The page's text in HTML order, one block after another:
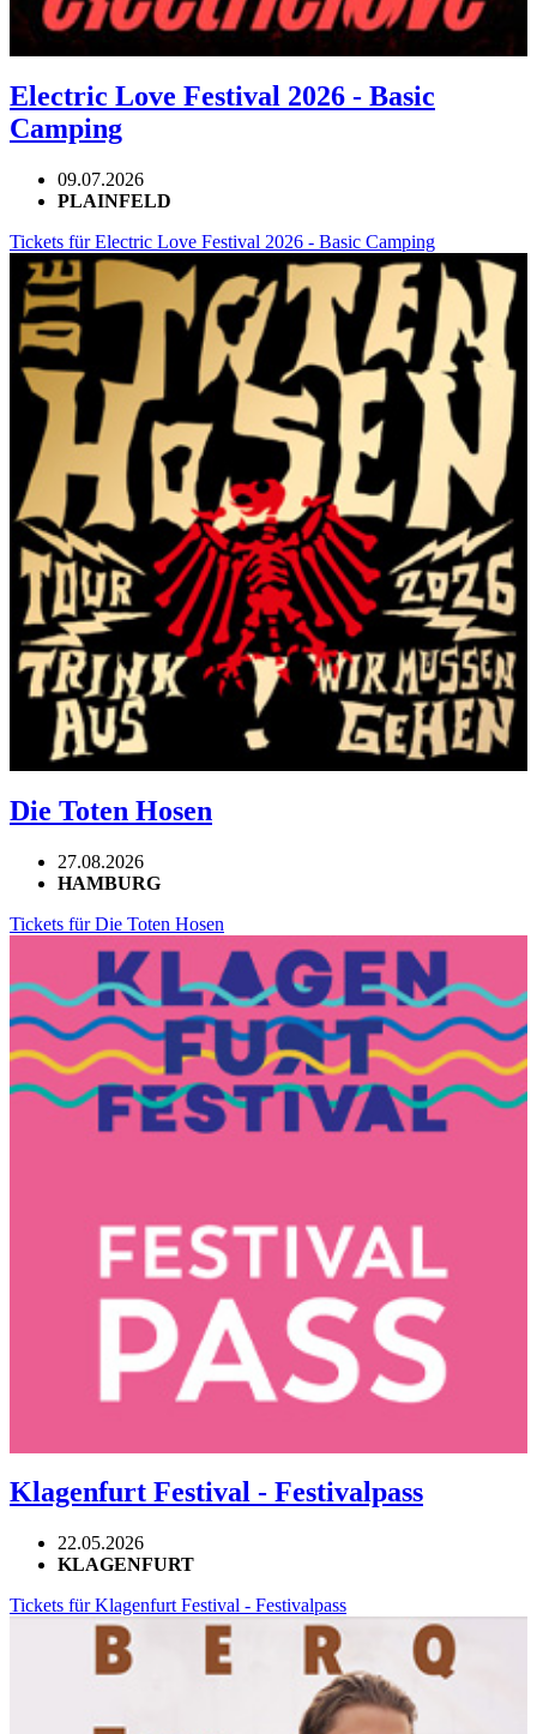
Electric Love Festival 2026 - Basic
Camping
09.07.2026
PLAINFELD
Tickets für Electric Love Festival 2026 - Basic Camping
Die Toten Hosen
27.08.2026
HAMBURG
Tickets für Die Toten Hosen
Klagenfurt Festival - Festivalpass
22.05.2026
KLAGENFURT
Tickets für Klagenfurt Festival - Festivalpass